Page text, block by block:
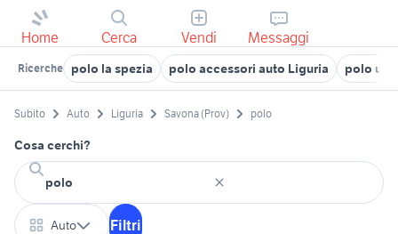
Home Cerca Vendi Messaggi
Ricerche polo la spezia polo accessori auto Liguria polo
Subito Auto Liguria Savona (Prov) polo
Cosa cerchi?
Auto Filtri